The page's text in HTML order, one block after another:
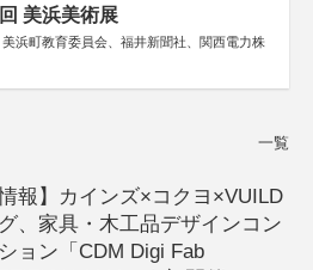
美浜美術展
浜町教育委員会、福井新聞社、関西電力株
一覧
情報】カインズ×コクヨ×VUILD
、家具・木工品デザインコン
ョン「CDM Digi Fab